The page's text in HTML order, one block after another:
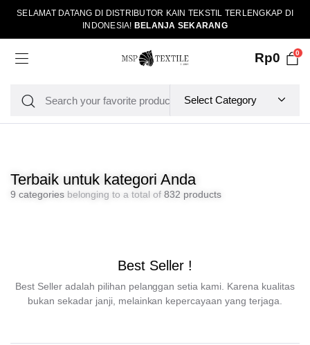
SELAMAT DATANG DI DISTRIBUTOR KAIN TEKSTIL TERLENGKAP DI
INDONESIA! BELANJA SEKARANG
Rp0 0
Terbaik untuk kategori Anda
9 categoriesbelonging to a total of 832 products
Best Seller !
Best Seller adalah pilihan pelanggan setia kami. Karena kualitas
bukan sekadar janji, melainkan kepercayaan yang terjaga.